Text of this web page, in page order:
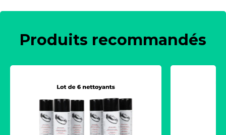
Produits recommandés